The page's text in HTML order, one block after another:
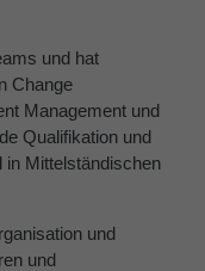
massa.
dis parturient
und hat
Change
Management und
Qualifikation und
in Mittelständischen
und
und